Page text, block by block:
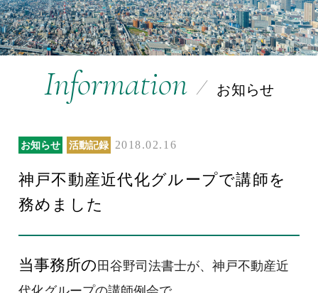
15のフィロソフィー
取扱い分野
ご相談の流れ・料金
EN
Information お知らせ
お知らせ 活動記録 2018.02.16
神戸不動産近代化グループで講師を
務めました
当事務所の 田谷野司法書士が、神戸不動産近